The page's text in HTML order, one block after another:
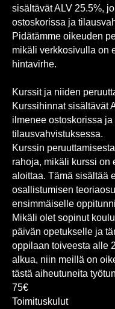
sisältävät ALV 25.5%,
ostoskorissa ja
Pidätämme oikeuden
mikäli verkkosivulla on
hintavirhe.
Kurssit ja niiden
Kurssihinnat sisältävät
ilmenee ostoskorissa ja
tilausvahvistuksessa.
Kurssin
rahoja, mikäli kurssi on
aloittaa. Tämä sisältää
osallistumisen
ensimmäiselle
Mikäli olet sopinut
päivän opetukselle ja
oppilaan toiveesta alle
alkua, niin meillä on
tästä aiheutuneita
75€
Toimituskulut